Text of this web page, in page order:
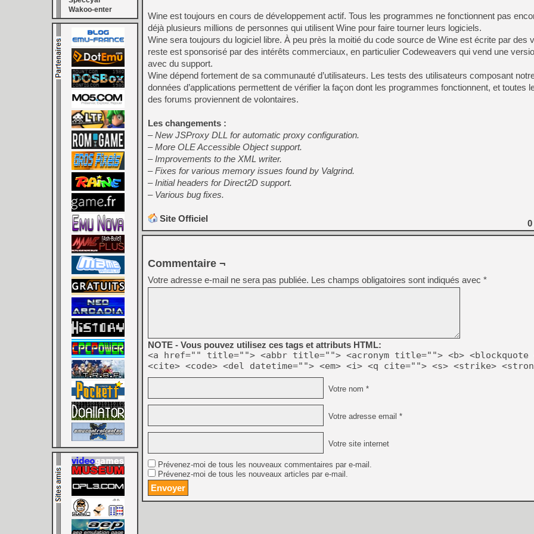
[GK] Déjà des
[Mo5] Brickboy cherche à
[GK] Minecraft et ses «
[GK] Beast of
[GK] Ubisoft : fin de partie
[GK] Mémoire cash -
[GK] Dan Houser (GTA)
[GK] Comment EA Sports
[GK] Crimson Moon : un
[GK] Isle of Reveries : le
[GK] Moonlighter 2 : The
[GK] Capcom relance
[Mo5] Deux inédits du
Wakoo-enter
Wine est toujours en cours de développement actif. Tous les programmes ne fonctionnent pas
déjà plusieurs millions de personnes qui utilisent Wine pour faire tourner leurs logiciels.
Wine sera toujours du logiciel libre. À peu près la moitié du code source de Wine est écrite par des
reste est sponsorisé par des intérêts commerciaux, en particulier Codeweavers qui vend une
avec du support.
Wine dépend fortement de sa communauté d’utilisateurs. Les tests des utilisateurs composant
données d’applications permettent de vérifier la façon dont les programmes fonctionnent, et toutes
des forums proviennent de volontaires.
Les changements :
– New JSProxy DLL for automatic proxy configuration.
– More OLE Accessible Object support.
– Improvements to the XML writer.
– Fixes for various memory issues found by Valgrind.
– Initial headers for Direct2D support.
– Various bug fixes.
Site Officiel 0
Commentaire ¬
Votre adresse e-mail ne sera pas publiée. Les champs obligatoires sont indiqués avec *
NOTE - Vous pouvez utilisez ces tags et attributs HTML:
<a href="" title=""> <abbr title=""> <acronym title=""> <b> <blockquote
<cite> <code> <del datetime=""> <em> <i> <q cite=""> <s> <strike>
Votre nom *
Votre adresse email *
Votre site internet
Prévenez-moi de tous les nouveaux commentaires par e-mail.
Prévenez-moi de tous les nouveaux articles par e-mail.